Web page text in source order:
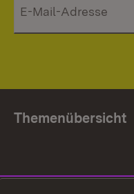
Themenübersicht